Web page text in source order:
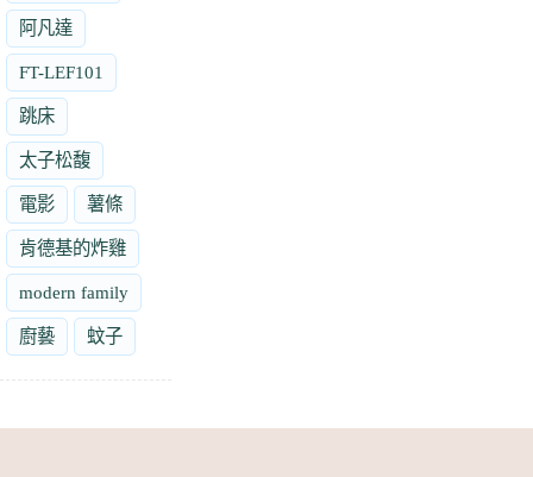
阿凡達
FT-LEF101
跳床
太子松馥
電影 薯條
肯德基的炸雞
modern family
廚藝 蚊子